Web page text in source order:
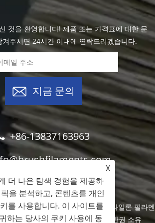
것을 환영합니다! 제품 또는 가격표에 대한 문
겨주시면 24시간 이내에 연락드리겠습니다.
지금 문의
+86-13837163963
Industry Co.,Limited - 연마 나일론 필라멘
드 필라멘트, 다이아몬드 필라멘트 - 판권 소유
X
더 나은 탐색 경험을 제공하
을 분석하고, 콘텐츠를 개인
를 사용합니다. 이 사이트를
하는 당사의 쿠키 사용에 동